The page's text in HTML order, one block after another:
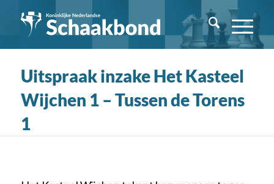
Uitspraak inzake Het Kasteel
Wijchen 1 – Tussen de Torens
1